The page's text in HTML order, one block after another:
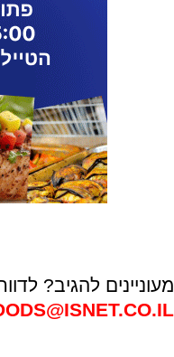
מעוניינים להגיב?